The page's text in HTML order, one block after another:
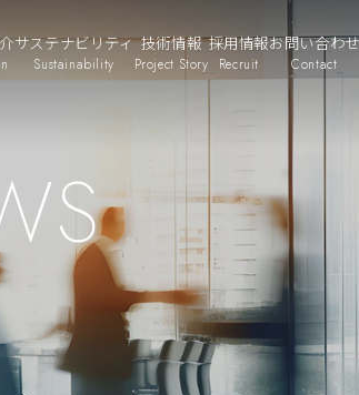
サステナビリティ
Sustainability
技術情報
Project Story
採用情報
Recruit
お問い合わせ
Contact